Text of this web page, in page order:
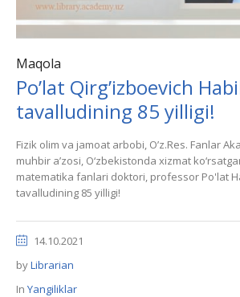
Maqola
Po’lat Qirgʼizboevich
tavalludining 85 yilligi!
Fizik olim va jamoat arbobi, Oʼz.Res. Fanlar
muhbir a’zosi, O‘zbekistonda xizmat
matematika fanlari doktori, professor Po'lat
tavalludining 85 yilligi!
14.10.2021
byLibrarian
In Yangiliklar